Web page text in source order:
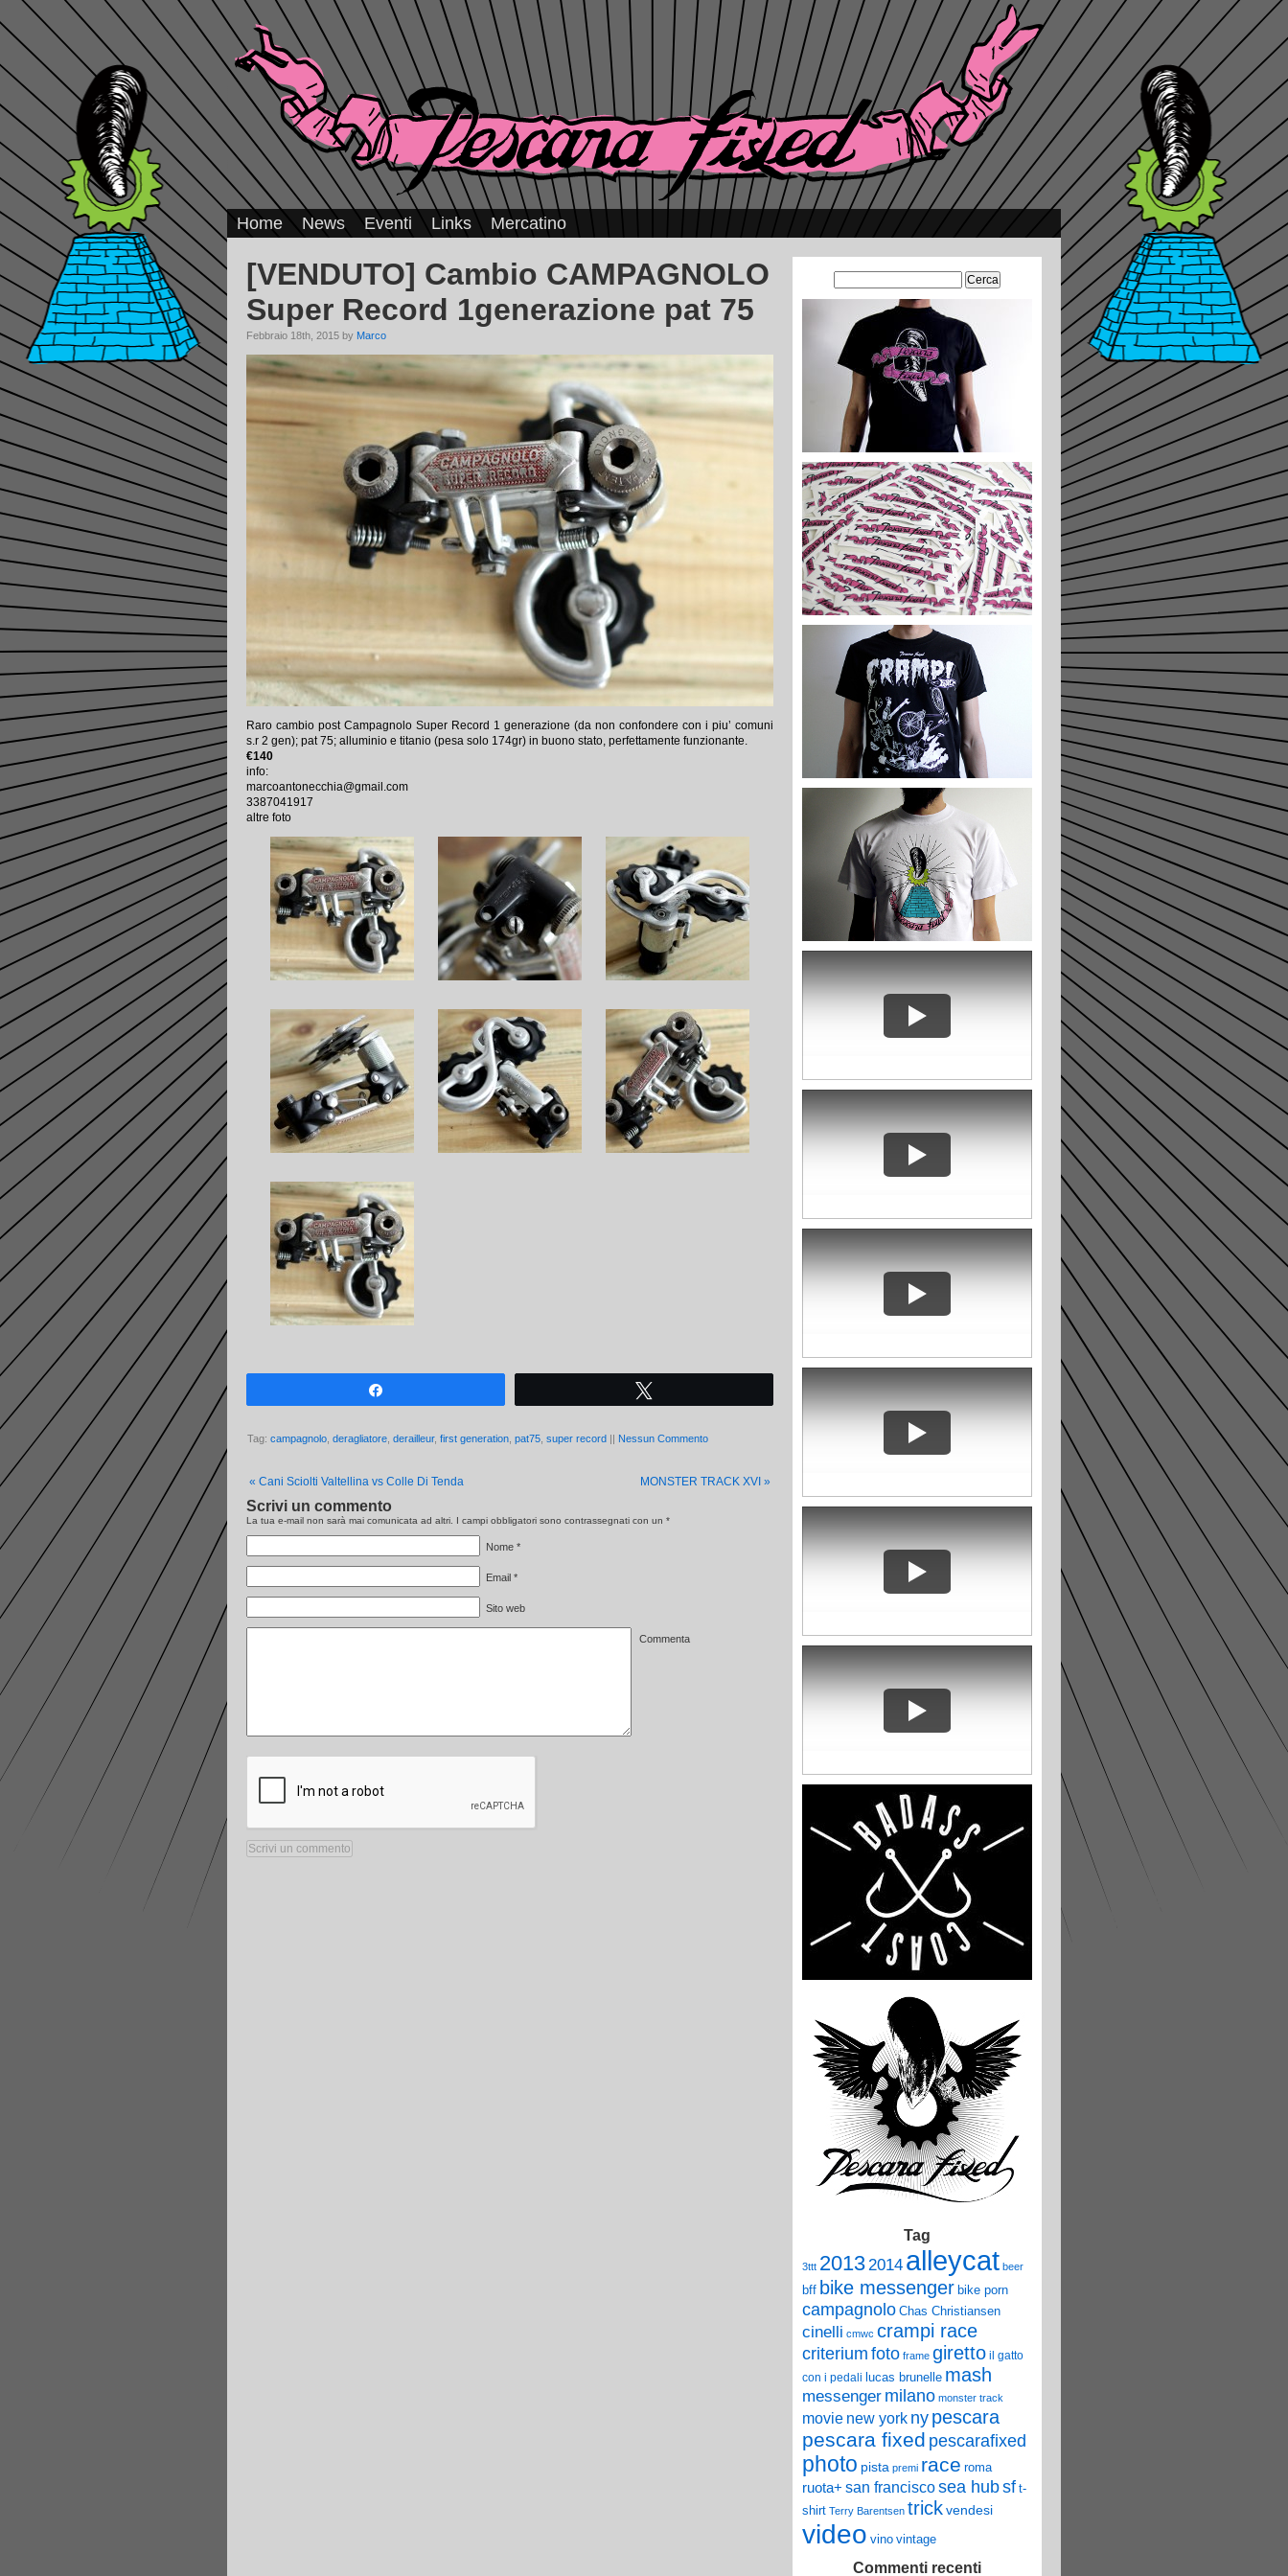
Home News Eventi Links Mercatino
[VENDUTO] Cambio CAMPAGNOLO
Super Record 1generazione pat 75
Febbraio 18th, 2015 by Marco
Raro cambio post Campagnolo Super Record 1 generazione (da non confondere con i piu’ comuni
s.r 2 gen); pat 75; alluminio e titanio (pesa solo 174gr) in buono stato, perfettamente funzionante.
€140
info:
marcoantonecchia@gmail.com
3387041917
altre foto
Tag: campagnolo deragliatore derailleur, first generation pat75 super record || Nessun Commento
« Cani Sciolti Valtellina vs Colle Di Tenda MONSTER TRACK XVI »
Scrivi un commento
La tua e-mail non sarà mai comunicata ad altri. I campi obbligatori sono contrassegnati con un *
Nome *
Email *
Sito web
Commenta
Ricerca
per:
Tag
3ttt 20132014 alleycat beer
bff bike messenger bike porn
campagnolo Chas Christiansen
cinelli cmwc crampi race
criterium foto frame giretto il gatto
con i pedali lucas brunelle mash
messenger milano monster track
movie new york nypescara
pescara fixed pescarafixed
photo pista premi race roma
ruota+ san franciscosea hubsf t-
shirt Terry Barentsen trickvendesi
video vino vintage
Commenti recenti